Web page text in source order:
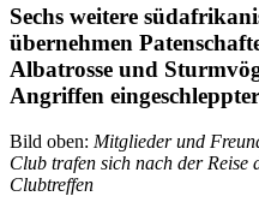
Image
Sechs weitere
übernehmen
Albatrosse und
Angriffen
Bild oben: Mitglieder und
Club trafen sich nach der Reise
Clubtreffen